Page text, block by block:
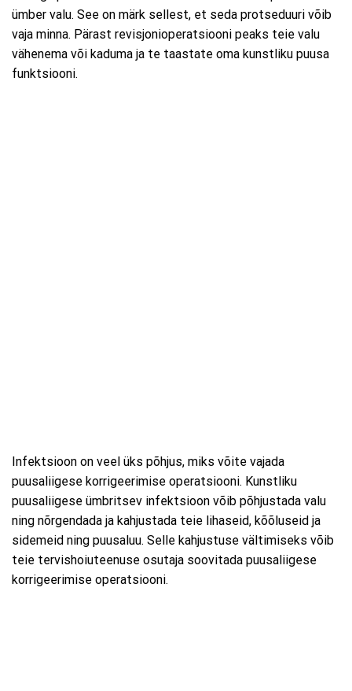
ümber valu. See on märk sellest, et seda protseduuri võib
vaja minna. Pärast revisjonioperatsiooni peaks teie valu
vähenema või kaduma ja te taastate oma kunstliku puusa
funktsiooni.
Infektsioon on veel üks põhjus, miks võite vajada
puusaliigese korrigeerimise operatsiooni. Kunstliku
puusaliigese ümbritsev infektsioon võib põhjustada valu
ning nõrgendada ja kahjustada teie lihaseid, kõõluseid ja
sidemeid ning puusaluu. Selle kahjustuse vältimiseks võib
teie tervishoiuteenuse osutaja soovitada puusaliigese
korrigeerimise operatsiooni.